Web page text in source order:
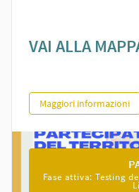
VAI ALLA
QR-Code per la
Maggiori informazioni
Fase attiva: Testing